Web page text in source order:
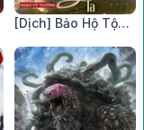
[Dịch] Bảo Hộ Tộc